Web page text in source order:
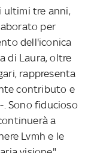
ultimi tre anni,
per
dell'iconica
di Laura, oltre
rappresenta
contributo e
Sono fiducioso
a
Lvmh e le